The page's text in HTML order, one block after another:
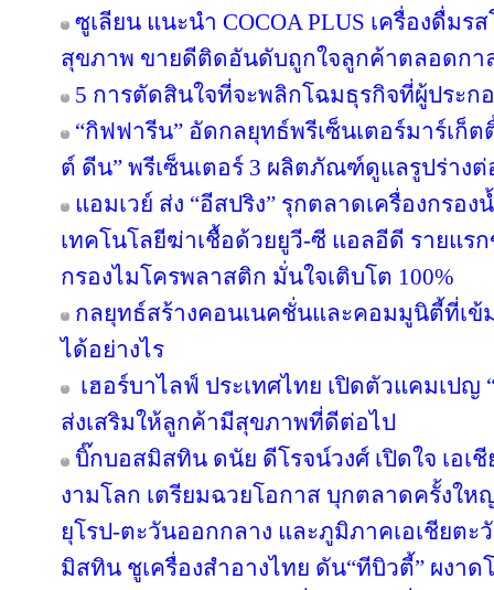
ซูเลียน แนะนำ COCOA PLUS เครื่องดื่ม
สุขภาพ ขายดีติดอันดับถูกใจลูกค้าตลอดกา
5 การตัดสินใจที่จะพลิกโฉมธุรกิจที่ผู้ประ
“กิฟฟารีน” อัดกลยุทธ์พรีเซ็นเตอร์มาร์เก็
ต์ ดีน” พรีเซ็นเตอร์ 3 ผลิตภัณฑ์ดูแลรูปร่าง
แอมเวย์ ส่ง “อีสปริง” รุกตลาดเครื่องกรอ
เทคโนโลยีฆ่าเชื้อด้วยยูวี-ซี แอลอีดี รายแ
กรองไมโครพลาสติก มั่นใจเติบโต 100%
กลยุทธ์สร้างคอนเนคชั่นและคอมมูนิตี้ที่เข้
ได้อย่างไร
เฮอร์บาไลฟ์ ประเทศไทย เปิดตัวแคมเปญ
ส่งเสริมให้ลูกค้ามีสุขภาพที่ดีต่อไป
บิ๊กบอสมิสทิน ดนัย ดีโรจน์วงศ์ เปิดใจ เอเ
งามโลก เตรียมฉวยโอกาส บุกตลาดครั้งให
ยุโรป-ตะวันออกกลาง และภูมิภาคเอเชียตะ
มิสทิน ชูเครื่องสำอางไทย ดัน“ทีบิวตี้” ผงาด